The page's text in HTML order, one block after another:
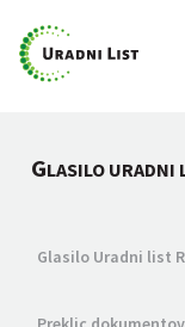
GLASILO URADNI
Glasilo Uradni list